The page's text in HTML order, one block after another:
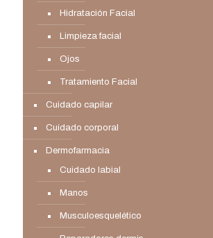
Hidratación Facial
Limpieza facial
Ojos
Tratamiento Facial
Cuidado capilar
Cuidado corporal
Dermofarmacia
Cuidado labial
Manos
Musculoesquelético